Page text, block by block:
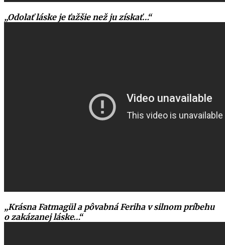
„Odolať láske je ťažšie než ju získať…“
„Krásna Fatmagül a pôvabná Feriha v silnom príbehu
o zakázanej láske…“